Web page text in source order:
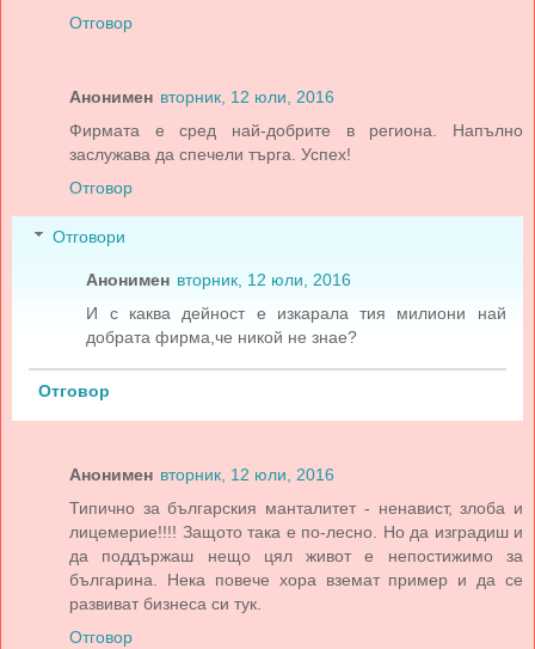
Отговор
Анонимен вторник, 12 юли, 2016
Фирмата е сред най-добрите в региона. Напълно
заслужава да спечели търга. Успех!
Отговор
Отговори
Анонимен вторник, 12 юли, 2016
И с каква дейност е изкарала тия милиони най
добрата фирма,че никой не знае?
Отговор
Анонимен вторник, 12 юли, 2016
Типично за българския манталитет - ненавист, злоба и
лицемерие!!!! Защото така е по-лесно. Но да изградиш и
да поддържаш нещо цял живот е непостижимо за
българина. Нека повече хора вземат пример и да се
развиват бизнеса си тук.
Отговор